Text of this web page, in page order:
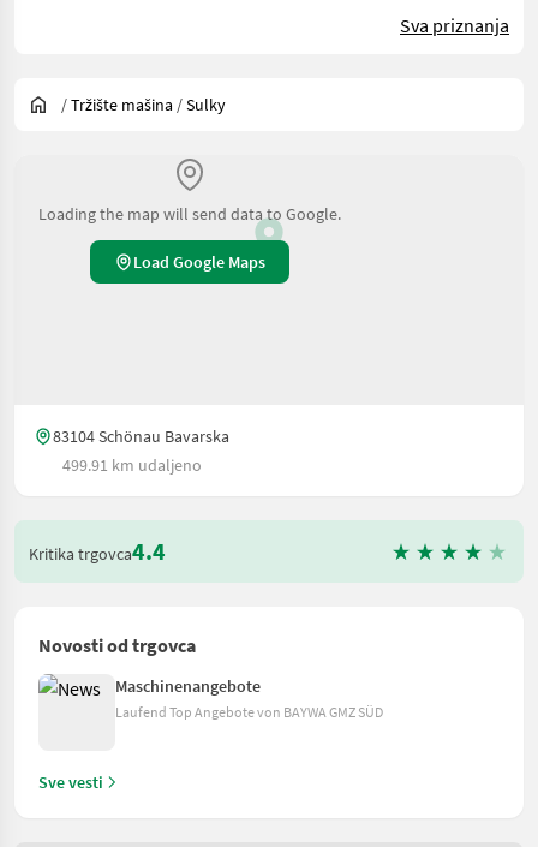
Sva priznanja
/Tržište mašina /Sulky
Loading the map will send data to Google.
Load Google Maps
83104 Schönau Bavarska
499.91 km udaljeno
Kritika trgovca4.4
Novosti od trgovca
Maschinenangebote
Laufend Top Angebote von BAYWA GMZ SÜD
Sve vesti